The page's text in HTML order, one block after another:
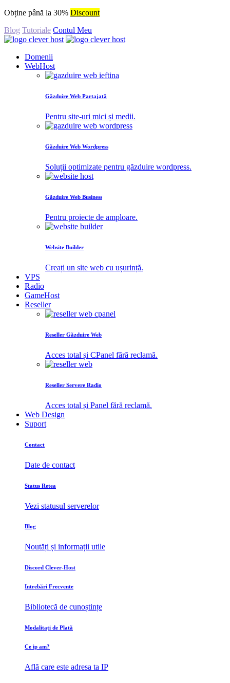
Obține până la 30% Discount
Blog Tutoriale Contul Meu
Domenii
WebHost
Găzduire Web Partajată
Pentru site-uri mici și medii.
Găzduire Web Wordpress
Soluții optimizate pentru găzduire wordpress.
Găzduire Web Business
Pentru proiecte de amploare.
Website Builder
Creați un site web cu ușurință.
VPS
Radio
GameHost
Reseller
Reseller Găzduire Web
Acces total și CPanel fără reclamă.
Reseller Servere Radio
Acces total și Panel fără reclamă.
Web Design
Suport
Contact
Date de contact
Status Retea
Vezi statusul serverelor
Blog
Noutăți și informații utile
Discord Clever-Host
Intrebări Frecvente
Bibliotecă de cunoștințe
Modalitați de Plată
Ce ip am?
Află care este adresa ta IP